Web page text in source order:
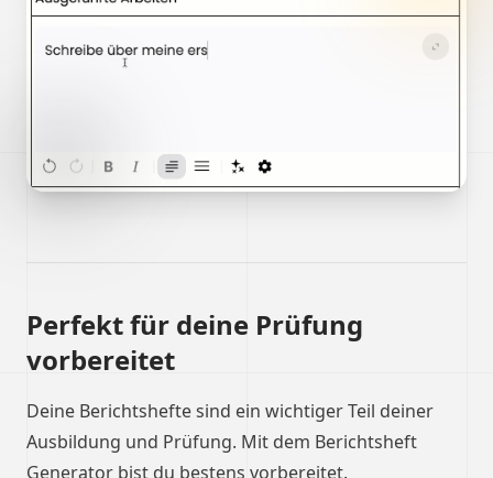
Perfekt für deine Prüfung
vorbereitet
Deine Berichtshefte sind ein wichtiger Teil deiner
Ausbildung und Prüfung. Mit dem Berichtsheft
Generator bist du bestens vorbereitet.